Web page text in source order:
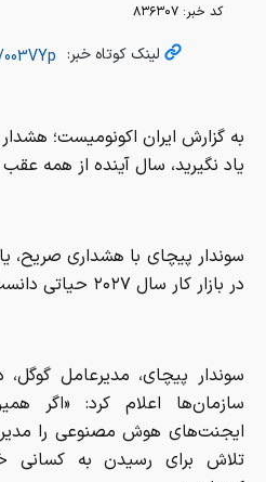
کد خبر: ۸۳۶۳۰۷
لینک کوتاه خبر:
به گزارش ایران اکونومیست؛
یاد نگیرید، سال آینده از همه
سوندار پیچای با هشداری صریح،
در بازار کار سال ۲۰۲۷ حیاتی دانست.
سوندار پیچای، مدیرعامل
سازمان‌ها اعلام کرد: «اگر
تلاش برای رسیدن به کسانی